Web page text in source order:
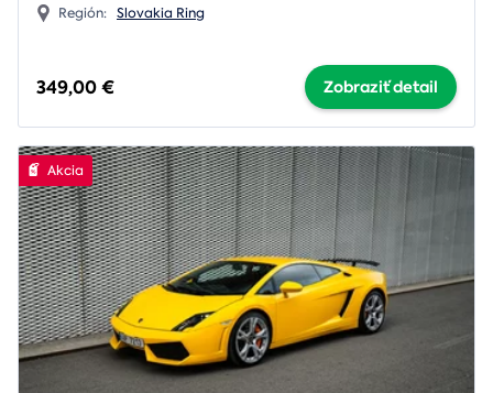
Región: Slovakia Ring
349,00 € Zobraziť detail
Akcia